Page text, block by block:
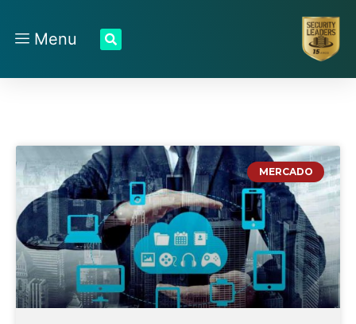
Menu
MERCADO